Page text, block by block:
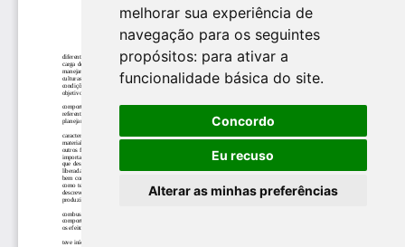
melhorar sua experiência de
navegação para os seguintes
propósitos: para ativar a
funcionalidade básica do site.
Concordo
Eu recuso
Alterar as minhas preferências